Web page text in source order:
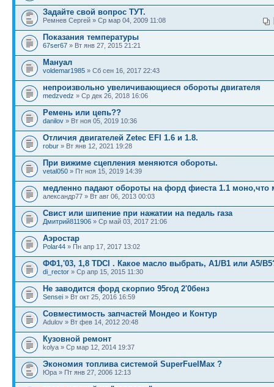
Задайте свой вопрос ТУТ.
Ремнев Сергей » Ср мар 04, 2009 11:08
Показания температуры
67ser67 » Вт янв 27, 2015 21:21
Мануал
voldemar1985 » Сб сен 16, 2017 22:43
непроизвольно увеличивающиеся обороты двигателя
medzvedz » Ср дек 26, 2018 16:06
Ремень или цепь??
danilov » Вт ноя 05, 2019 10:36
Отличия двигателей Zetec EFI 1.6 и 1.8.
robur » Вт янв 12, 2021 19:28
При вижиме сцепления меняются обороты.
vetal050 » Пт ноя 15, 2019 14:39
медленно падают обороты на форд фиеста 1.1 моно,что
александр77 » Вт авг 06, 2013 00:03
Свист или шипение при нажатии на педаль газа
Дмитрий811906 » Ср май 03, 2017 21:06
Аэростар
Polar44 » Пн апр 17, 2017 13:02
ФФ1,'03, 1,8 TDCI . Какое масло выбрать, А1/В1 или А5/
di_rector » Ср апр 15, 2015 11:30
Не заводится форд скорпио 95год 2'0бенз
Sensei » Вт окт 25, 2016 16:59
Совместимость запчастей Мондео и Контур
Adulov » Вт фев 14, 2012 20:48
Кузовной ремонт
kolya » Ср мар 12, 2014 19:37
Экономия топлива системой SuperFuelMax ?
Юра » Пт янв 27, 2006 12:13